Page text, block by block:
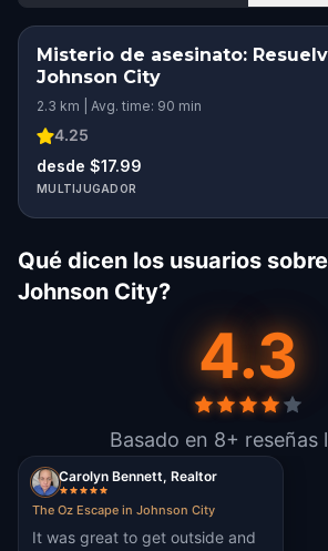
Misterio de asesinato:
Johnson City
2.3 km | Avg. time: 90 min
4.25
desde $17.99
MULTIJUGADOR
Qué dicen los usuarios
Johnson City?
4.3
Basado en 8+ reseñas
Carolyn Bennett, Realtor
The Oz Escape in Johnson City
It was great to get outside and